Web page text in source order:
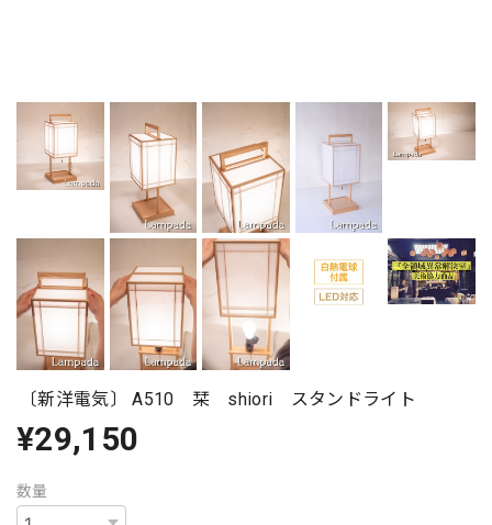
〔新洋電気〕 A510 栞 shiori スタンドライト
¥29,150
数量